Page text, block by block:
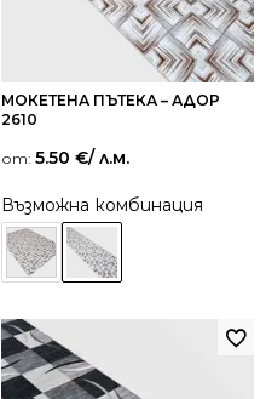
МОКЕТЕНА ПЪТЕКА – АДОР
2610
от: 5.50 €/ л.м.
Възможна комбинация